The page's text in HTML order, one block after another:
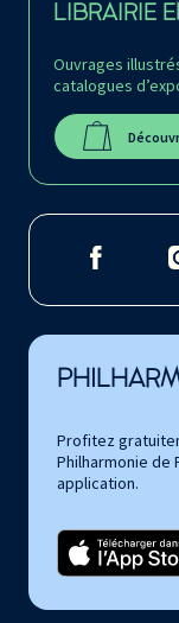
LIBRAIRIE
Ouvrages
catalogues
Profitez
Philharmonie de
application.